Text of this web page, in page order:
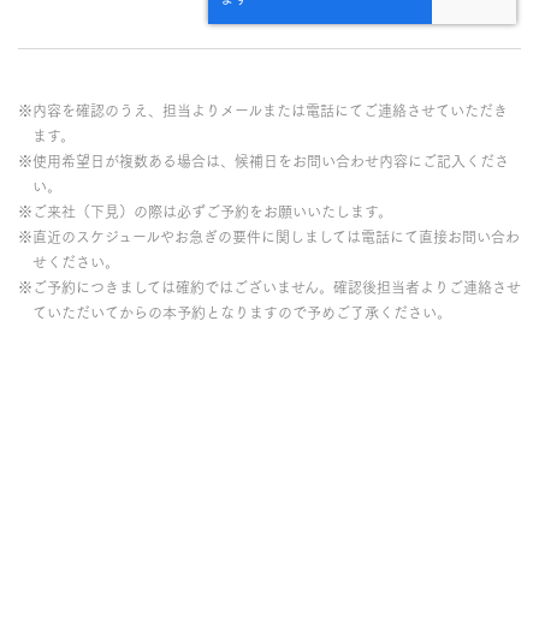
※内容を確認のうえ、担当よりメールまたは電話にてご連絡させていただき
ます。
※使用希望日が複数ある場合は、候補日をお問い合わせ内容にご記入くださ
い。
※ご来社（下見）の際は必ずご予約をお願いいたします。
※直近のスケジュールやお急ぎの要件に関しましては電話にて直接お問い合わ
せください。
※ご予約につきましては確約ではございません。確認後担当者よりご連絡させ
ていただいてからの本予約となりますので予めご了承ください。